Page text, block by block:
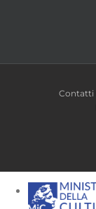
Contatti